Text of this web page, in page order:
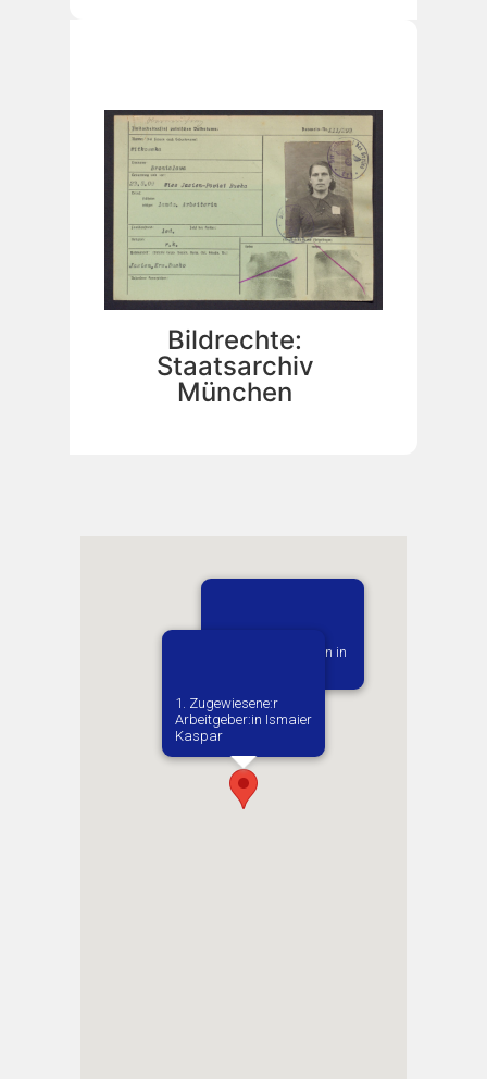
Bildrechte:
Staatsarchiv
München
Vermutlich geboren in
1. Zugewiesene:r
Arbeitgeber:in​ Ismaier
Kaspar